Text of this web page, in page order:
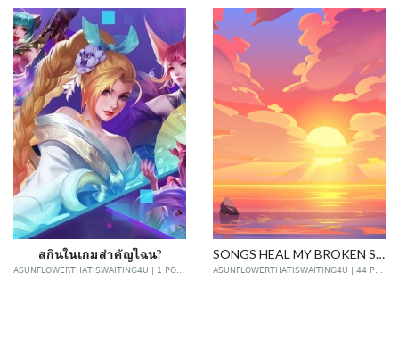
สกินในเกมสำคัญไฉน?
ASUNFLOWERTHATISWAITING4U | 1 POST
SONGS HEAL MY BROKEN SOUL
ASUNFLOWERTHATISWAITING4U | 44 POSTS